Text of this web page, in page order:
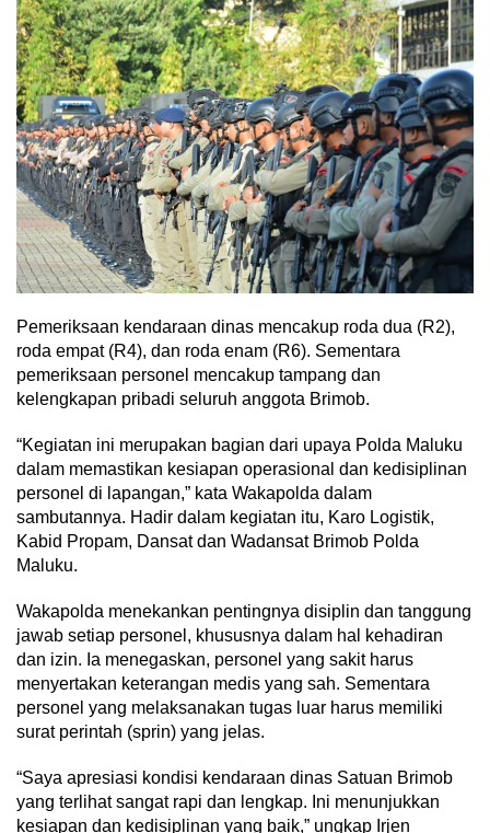
Pemeriksaan kendaraan dinas mencakup roda dua (R2),
roda empat (R4), dan roda enam (R6). Sementara
pemeriksaan personel mencakup tampang dan
kelengkapan pribadi seluruh anggota Brimob.
“Kegiatan ini merupakan bagian dari upaya Polda Maluku
dalam memastikan kesiapan operasional dan kedisiplinan
personel di lapangan,” kata Wakapolda dalam
sambutannya. Hadir dalam kegiatan itu, Karo Logistik,
Kabid Propam, Dansat dan Wadansat Brimob Polda
Maluku.
Wakapolda menekankan pentingnya disiplin dan tanggung
jawab setiap personel, khususnya dalam hal kehadiran
dan izin. Ia menegaskan, personel yang sakit harus
menyertakan keterangan medis yang sah. Sementara
personel yang melaksanakan tugas luar harus memiliki
surat perintah (sprin) yang jelas.
“Saya apresiasi kondisi kendaraan dinas Satuan Brimob
yang terlihat sangat rapi dan lengkap. Ini menunjukkan
kesiapan dan kedisiplinan yang baik,” ungkap Irjen